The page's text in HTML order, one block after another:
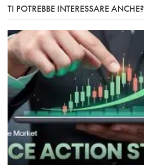
TI POTREBBE INTERESSARE ANCHE?